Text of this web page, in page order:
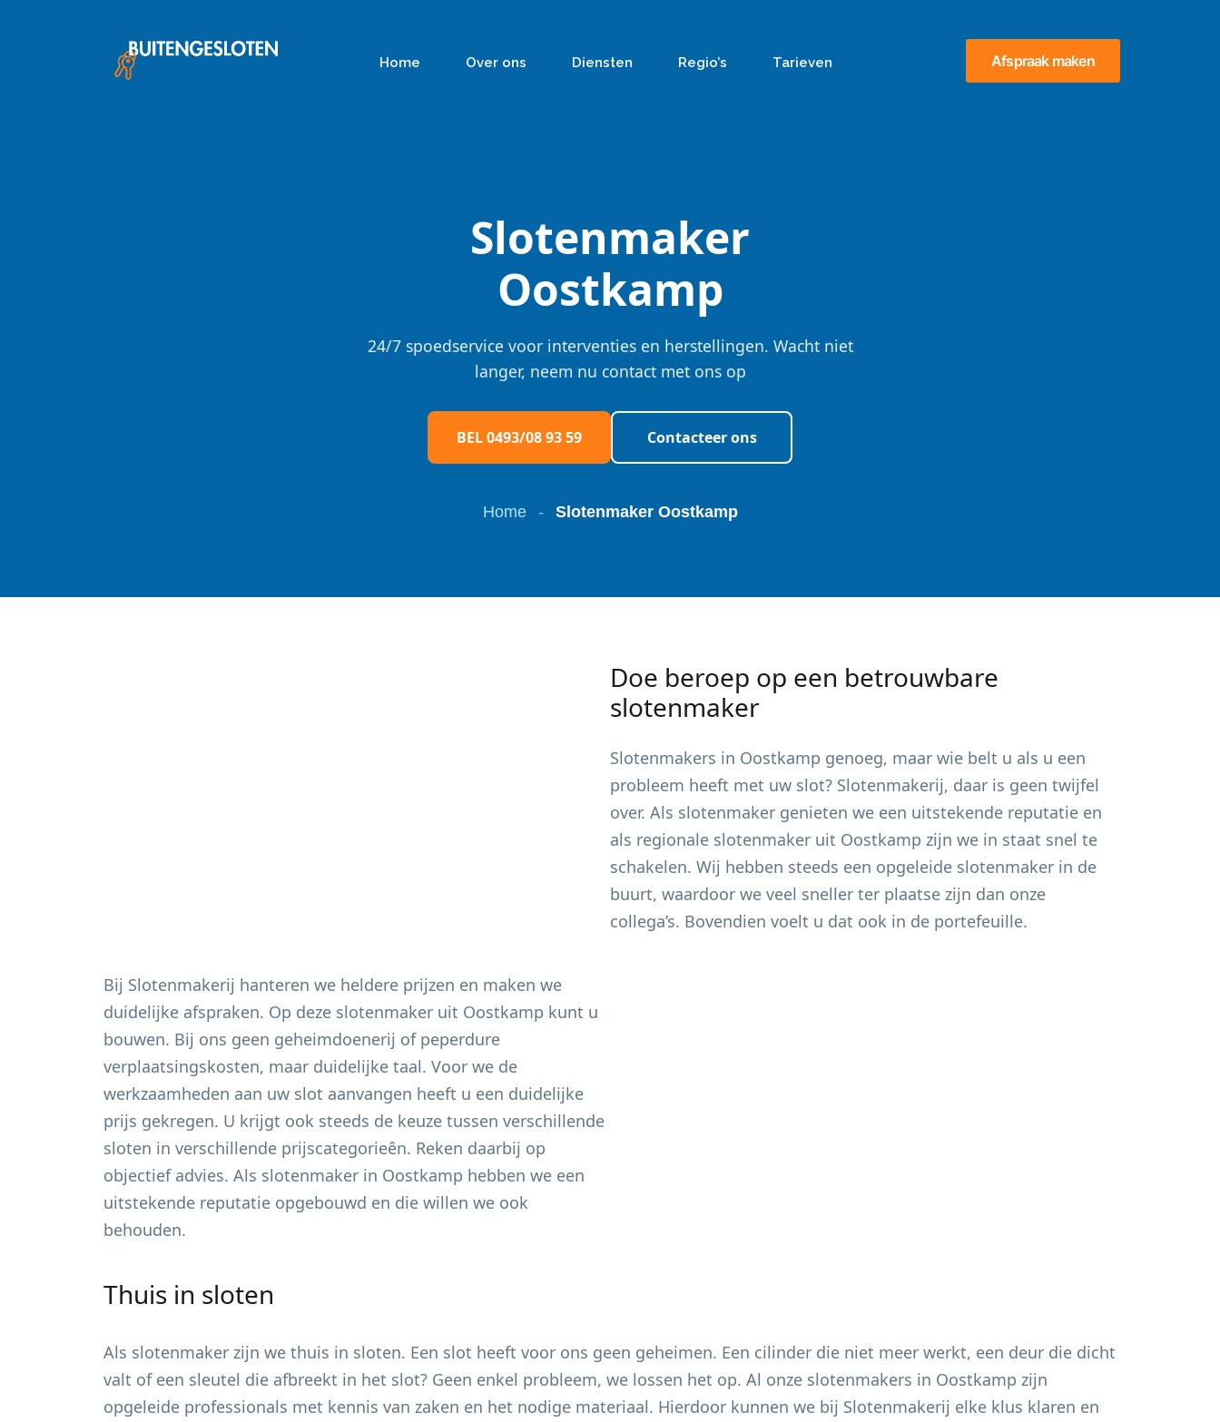
Home Over ons Diensten Regio’s Tarieven Afspraak maken
Slotenmaker
Oostkamp
24/7 spoedservice voor interventies en herstellingen. Wacht niet
langer, neem nu contact met ons op
BEL 0493/08 93 59 Contacteer ons
Home - Slotenmaker Oostkamp
Doe beroep op een betrouwbare
slotenmaker
Slotenmakers in Oostkamp genoeg, maar wie belt u als u een
probleem heeft met uw slot? Slotenmakerij, daar is geen twijfel
over. Als slotenmaker genieten we een uitstekende reputatie en
als regionale slotenmaker uit Oostkamp zijn we in staat snel te
schakelen. Wij hebben steeds een opgeleide slotenmaker in de
buurt, waardoor we veel sneller ter plaatse zijn dan onze
collega’s. Bovendien voelt u dat ook in de portefeuille.
Bij Slotenmakerij hanteren we heldere prijzen en maken we
duidelijke afspraken. Op deze slotenmaker uit Oostkamp kunt u
bouwen. Bij ons geen geheimdoenerij of peperdure
verplaatsingskosten, maar duidelijke taal. Voor we de
werkzaamheden aan uw slot aanvangen heeft u een duidelijke
prijs gekregen. U krijgt ook steeds de keuze tussen verschillende
sloten in verschillende prijscategorieên. Reken daarbij op
objectief advies. Als slotenmaker in Oostkamp hebben we een
uitstekende reputatie opgebouwd en die willen we ook
behouden.
Thuis in sloten
Als slotenmaker zijn we thuis in sloten. Een slot heeft voor ons geen geheimen. Een cilinder die niet meer werkt, een deur die dicht
valt of een sleutel die afbreekt in het slot? Geen enkel probleem, we lossen het op. Al onze slotenmakers in Oostkamp zijn
opgeleide professionals met kennis van zaken en het nodige materiaal. Hierdoor kunnen we bij Slotenmakerij elke klus klaren en